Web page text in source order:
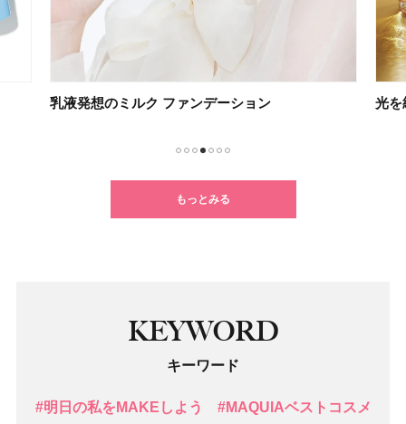
乳液発想のミルク ファンデーション 光を
もっとみる
KEYWORD
キーワード
#明日の私をMAKEしよう #MAQUIAベストコスメ